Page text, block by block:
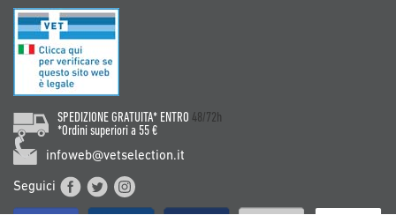
SPEDIZIONE GRATUITA* ENTRO 48/72h
*Ordini superiori a 55 €
infoweb@vetselection.it
Seguici